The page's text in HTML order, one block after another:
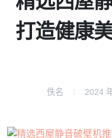
打造健康
佚名 2024